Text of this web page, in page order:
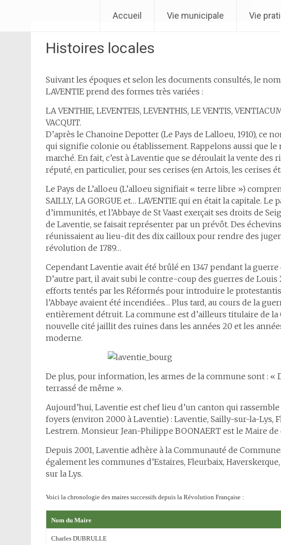
Ville de Laventie
au
Accueil Vie municipale Vie
Histoires locales
Suivant les époques et selon les documents consultés, le
LAVENTIE prend des formes très variées :
LA VENTHIE, LEVENTEIS, LEVENTHIS, LE VENTIS,
VACQUIT.
D’après le Chanoine Depotter (Le Pays de Lalloeu, 1910), ce
qui signifie colonie ou établissement. Rappelons aussi que
marché. En fait, c’est à Laventie que se déroulait la vente des
réputé, en particulier, pour ses cerises (en Artois, les cerises
Le Pays de L’alloeu (L’alloeu signifiait « terre libre »)
SAILLY, LA GORGUE et… LAVENTIE qui en était la capitale.
d’immunités, et l’Abbaye de St Vaast exerçait ses droits de
de Laventie, se faisait représenter par un prévôt. Des
réunissaient au lieu-dit des dix cailloux pour rendre des
révolution de 1789…
Cependant Laventie avait été brûlé en 1347 pendant la
D’autre part, il avait subi le contre-coup des guerres de
efforts tentés par les Réformés pour introduire le
l’Abbaye avaient été incendiées… Plus tard, au cours de la
entièrement détruit. La commune est d’ailleurs titulaire de la
nouvelle cité jaillit des ruines dans les années 20 et les
moderne.
De plus, pour information, les armes de la commune sont : «
terrassé de même ».
Aujourd’hui, Laventie est chef lieu d’un canton qui
foyers (environ 2000 à Laventie) : Laventie, Sailly-sur-la-Lys,
Lestrem. Monsieur Jean-Philippe BOONAERT est le Maire
Depuis 2001, Laventie adhère à la Communauté de
également les communes d’Estaires, Fleurbaix,
sur la Lys.
Voici la chronologie des maires successifs depuis la Révolution Française :
Nom du Maire
Charles DUBRULLE